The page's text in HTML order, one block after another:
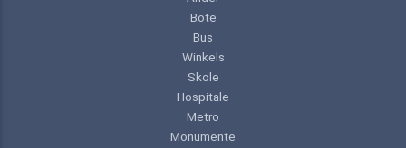
Bote
Bus
Winkels
Skole
Hospitale
Metro
Monumente